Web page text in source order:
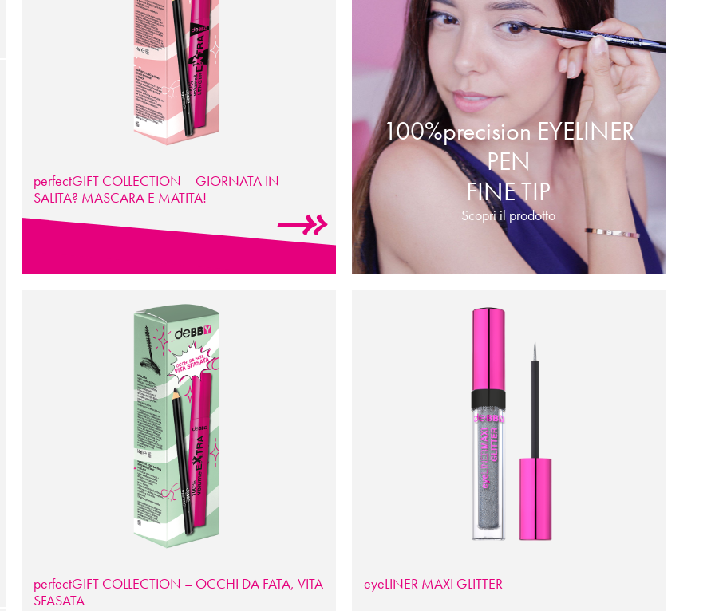
perfectGIFT COLLECTION – GIORNATA IN
SALITA? MASCARA E MATITA!
100%precision EYELINER
PEN
FINE TIP
Scopri il prodotto
perfectGIFT COLLECTION – OCCHI DA FATA, VITA
SFASATA
eyeLINER MAXI GLITTER